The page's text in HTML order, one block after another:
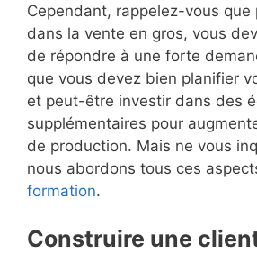
Cependant, rappelez-vous que
dans la vente en gros, vous
de répondre à une forte
que vous devez bien planifier
et peut-être investir dans des
supplémentaires pour
de production. Mais ne vous
nous abordons tous ces
formation.
Construire une